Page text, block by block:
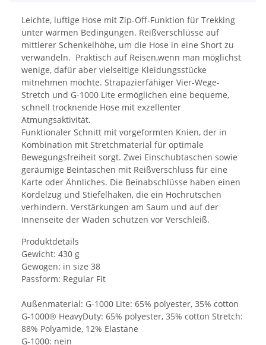
Leichte, luftige Hose mit Zip-Off-Funktion für Trekking
unter warmen Bedingungen. Reißverschlüsse auf
mittlerer Schenkelhöhe, um die Hose in eine Short zu
verwandeln. Praktisch auf Reisen,wenn man möglichst
wenige, dafür aber vielseitige Kleidungsstücke
mitnehmen möchte. Strapazierfähiger Vier-Wege-
Stretch und G-1000 Lite ermöglichen eine bequeme,
schnell trocknende Hose mit exzellenter
Atmungsaktivität.
Funktionaler Schnitt mit vorgeformten Knien, der in
Kombination mit Stretchmaterial für optimale
Bewegungsfreiheit sorgt. Zwei Einschubtaschen sowie
geräumige Beintaschen mit Reißverschluss für eine
Karte oder Ähnliches. Die Beinabschlüsse haben einen
Kordelzug und Stiefelhaken, die ein Hochrutschen
verhindern. Verstärkungen am Saum und auf der
Innenseite der Waden schützen vor Verschleiß.
Produktdetails
Gewicht: 430 g
Gewogen: in size 38
Passform: Regular Fit
Außenmaterial: G-1000 Lite: 65% polyester, 35% cotton
G-1000® HeavyDuty: 65% polyester, 35% cotton Stretch:
88% Polyamide, 12% Elastane
G-1000: nein